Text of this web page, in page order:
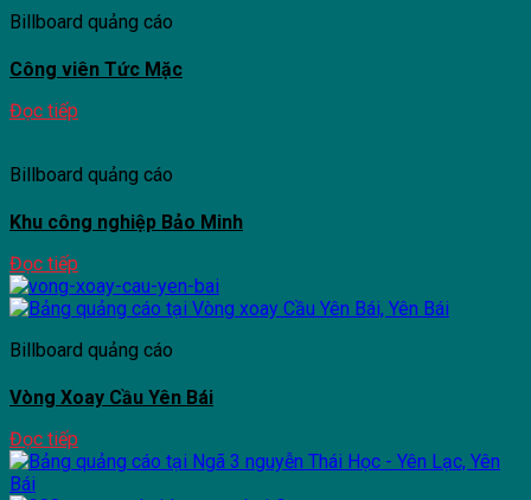
Billboard quảng cáo
Công viên Tức Mặc
Đọc tiếp
Billboard quảng cáo
Khu công nghiệp Bảo Minh
Đọc tiếp
Billboard quảng cáo
Vòng Xoay Cầu Yên Bái
Đọc tiếp